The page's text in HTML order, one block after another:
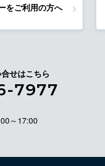
をご利用の方へ
せはこちら
7977
～17:00